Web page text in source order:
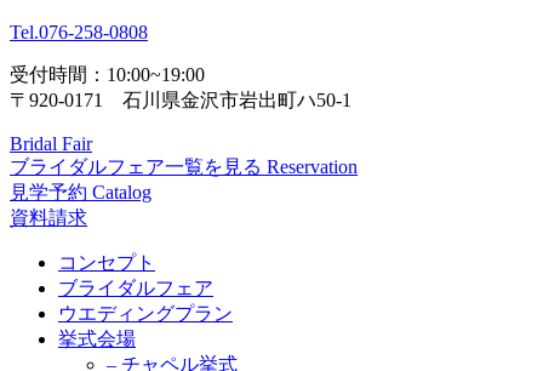
Tel.076-258-0808
受付時間：10:00~19:00
〒920-0171 石川県金沢市岩出町ハ50-1
Bridal Fair
ブライダルフェア一覧を見る Reservation
見学予約 Catalog
資料請求
コンセプト
ブライダルフェア
ウエディングプラン
挙式会場
– チャペル挙式